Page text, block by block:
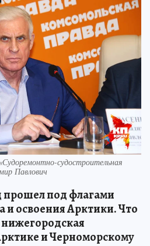
судостроительная
Павлович
прошел под флагами
освоения Арктики. Что
и Черноморскому